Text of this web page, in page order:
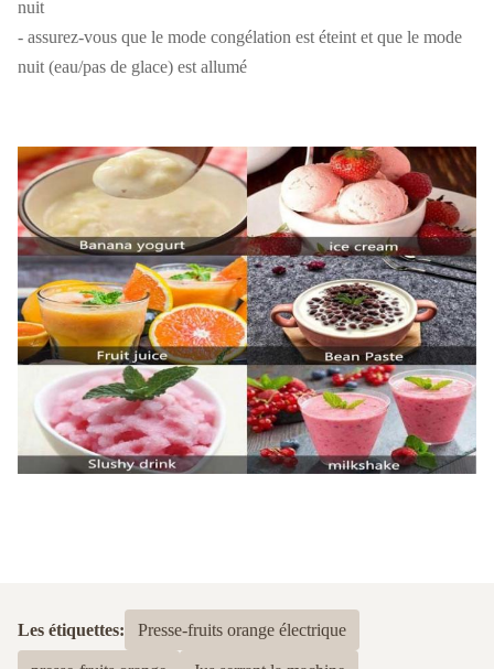
nuit
- assurez-vous que le mode congélation est éteint et que le mode
nuit (eau/pas de glace) est allumé
Les étiquettes: Presse-fruits orange électrique